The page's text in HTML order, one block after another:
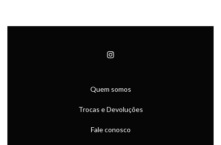
Quem somos
Trocas e Devoluções
Fale conosco